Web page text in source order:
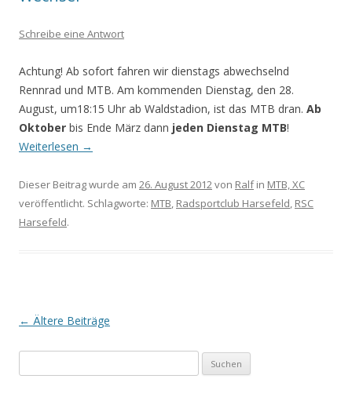
Schreibe eine Antwort
Achtung! Ab sofort fahren wir dienstags abwechselnd
Rennrad und MTB. Am kommenden Dienstag, den 28.
August, um18:15 Uhr ab Waldstadion, ist das MTB dran. Ab
Oktober bis Ende März dann jeden Dienstag MTB!
Weiterlesen →
Dieser Beitrag wurde am 26. August 2012von Ralfin MTB, XC
veröffentlicht. Schlagworte: MTB, Radsportclub Harsefeld, RSC
Harsefeld.
Beitrags-
← Ältere Beiträge
nach: